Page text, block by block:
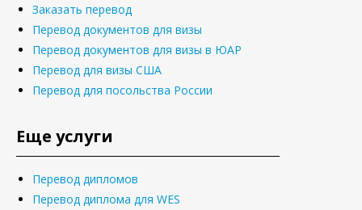
Заказать перевод
Перевод документов для визы
Перевод документов для визы в ЮАР
Перевод для визы США
Перевод для посольства России
Еще услуги
Перевод дипломов
Перевод диплома для WES